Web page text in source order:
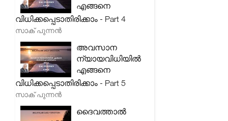
എങ്ങനെ
വിധിക്കപ്പെടാതിരിക്കാം - Part 4
സാക് പുന്നൻ
അവസാന
ന്യായവിധിയിൽ
എങ്ങനെ
വിധിക്കപ്പെടാതിരിക്കാം - Part 5
സാക് പുന്നൻ
ദൈവത്താൽ